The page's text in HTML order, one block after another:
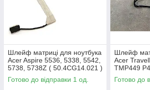
Шлейф матриці для ноутбука
Acer Aspire 5536, 5338, 5542,
5738, 5738Z ( 50.4CG14.021 )
! #
Готово до відправки 1 од.
Шлейф
Acer
TMP449
02JW000E)
Готово до